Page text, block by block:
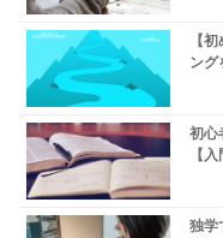
【
ング
初心
【
独学